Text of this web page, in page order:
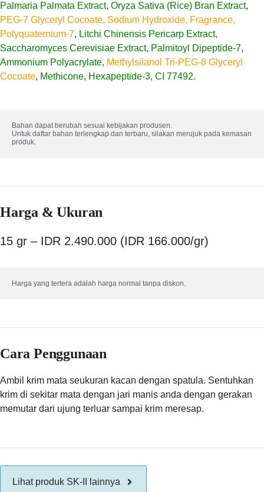
Palmaria Palmata Extract, Oryza Sativa (Rice) Bran Extract,
PEG-7 Glyceryl Cocoate, Sodium Hydroxide, Fragrance,
Polyquaternium-7, Litchi Chinensis Pericarp Extract,
Saccharomyces Cerevisiae Extract, Palmitoyl Dipeptide-7,
Ammonium Polyacrylate, Methylsilanol Tri-PEG-8 Glyceryl
Cocoate, Methicone, Hexapeptide-3, CI 77492.
Bahan dapat berubah sesuai kebijakan produsen.
Untuk daftar bahan terlengkap dan terbaru, silakan merujuk pada kemasan
produk.
Harga & Ukuran
15 gr – IDR 2.490.000 (IDR 166.000/gr)
Harga yang tertera adalah harga normal tanpa diskon.
Cara Penggunaan
Ambil krim mata seukuran kacan dengan spatula. Sentuhkan
krim di sekitar mata dengan jari manis anda dengan gerakan
memutar dari ujung terluar sampai krim meresap.
Lihat produk SK-II lainnya